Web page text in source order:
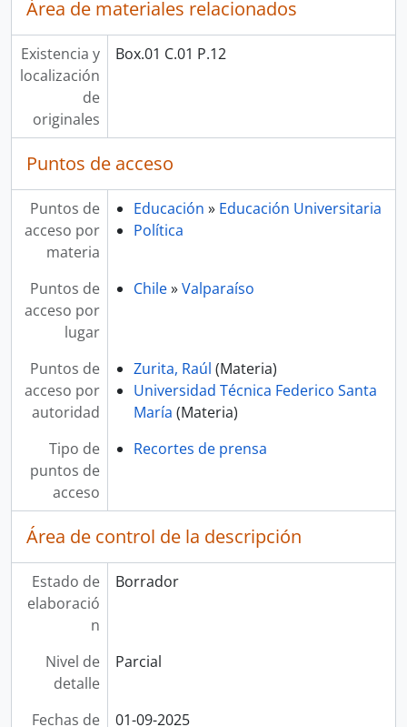
Área de materiales relacionados
Existencia y
localización
de
originales
Box.01 C.01 P.12
Puntos de acceso
Puntos de
acceso por
materia
Educación » Educación Universitaria
Política
Puntos de
acceso por
lugar
Chile»Valparaíso
Puntos de
acceso por
autoridad
Zurita, Raúl (Materia)
Universidad Técnica Federico Santa
María (Materia)
Tipo de
puntos de
acceso
Recortes de prensa
Área de control de la descripción
Estado de
elaboració
n
Borrador
Nivel de
detalle
Parcial
Fechas de
01-09-2025